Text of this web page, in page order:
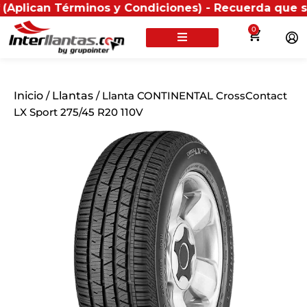
Términos y Condiciones) - Recuerda que si
0
Inicio / Llantas / Llanta CONTINENTAL CrossContact
LX Sport 275/45 R20 110V